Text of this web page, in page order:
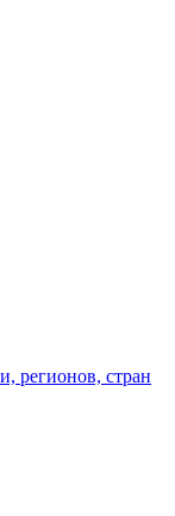
регионов, стран